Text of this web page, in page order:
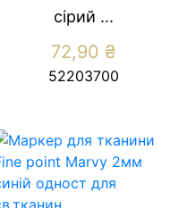
сiрий ...
72,90 ₴
52203700